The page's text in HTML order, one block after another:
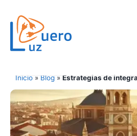
Inicio » Blog » Estrategias de